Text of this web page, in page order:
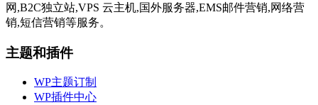
网,B2C独立站,VPS 云主机,国外服务器,EMS邮件营销,网络营
销,短信营销等服务。
主题和插件
WP主题订制
WP插件中心